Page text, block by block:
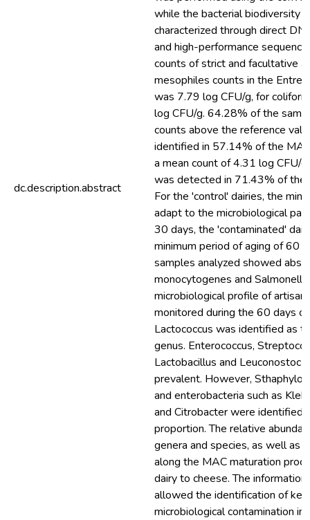
dc.description.abstract
while the bacterial biodiversity
characterized through direct
and high-performance
counts of strict and facultative
mesophiles counts in the Entre
was 7.79 log CFU/g, for
log CFU/g. 64.28% of the
counts above the reference
identified in 57.14% of the
a mean count of 4.31 log CFU/
was detected in 71.43% of the
For the 'control' dairies, the
adapt to the microbiological
30 days, the 'contaminated'
minimum period of aging of 60
samples analyzed showed
monocytogenes and Salmonella
microbiological profile of
monitored during the 60 days of
Lactococcus was identified as
genus. Enterococcus,
Lactobacillus and Leuconostoc
prevalent. However,
and enterobacteria such as
and Citrobacter were identified
proportion. The relative
genera and species, as well as
along the MAC maturation
dairy to cheese. The
allowed the identification of
microbiological contamination in